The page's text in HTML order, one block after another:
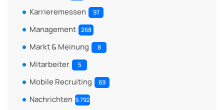
Karrieremessen 97
Management 268
Markt & Meinung 8
Mitarbeiter 5
Mobile Recruiting 69
Nachrichten 9.792